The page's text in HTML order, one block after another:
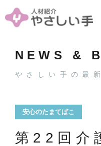
NEWS &
やさしい手の最
安心のたまてばこ
第22回介